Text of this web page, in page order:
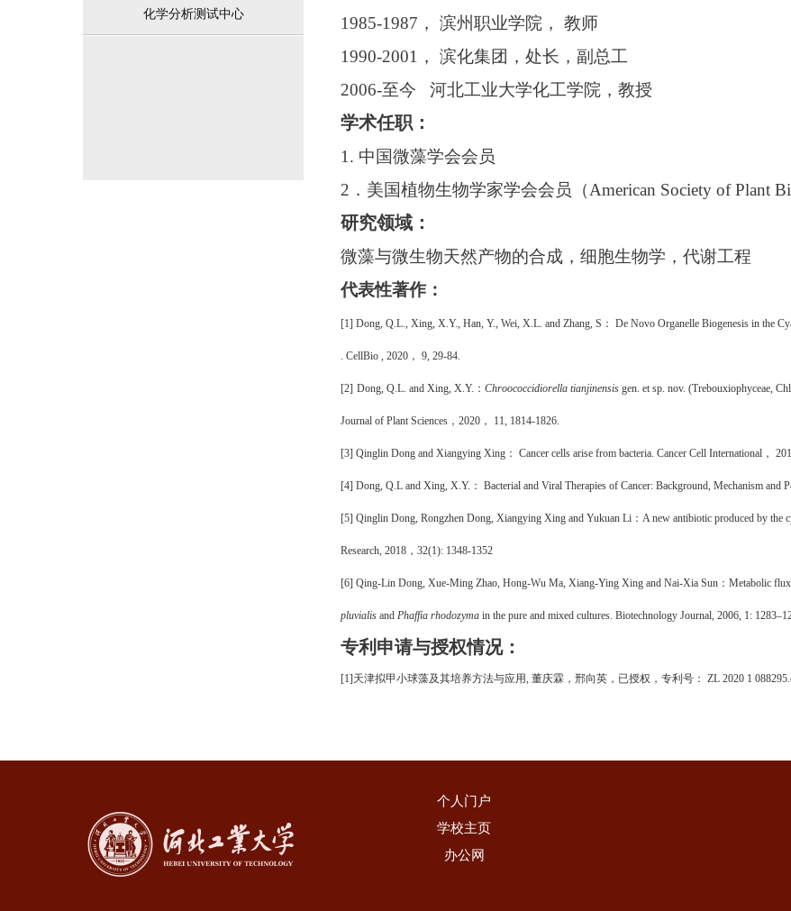
化学分析测试中心
1985-1987， 滨州职业学院， 教师
1990-2001， 滨化集团，处长，副总工
2006-至今 河北工业大学化工学院，教授
学术任职：
1. 中国微藻学会会员
2．美国植物生物学家学会会员（American Society of Plant
研究领域：
微藻与微生物天然产物的合成，细胞生物学，代谢工程
代表性著作：
[1] Dong, Q.L., Xing, X.Y., Han, Y., Wei, X.L. and Zhang, S ： De Novo Organelle Biogenesis in the
. CellBio , 2020， 9, 29-84.
[2] Dong, Q.L. and Xing, X.Y. ： Chroococcidiorella tianjinensis gen. et sp. nov. (Trebouxiophyceae,
Journal of Plant Sciences ， 2020， 11, 1814-1826.
[3] Qinglin Dong and Xiangying Xing ： Cancer cells arise from bacteria. Cancer Cell International ，
[4] Dong, Q.L and Xing, X.Y. ： Bacterial and Viral Therapies of Cancer: Background, Mechanism and
[5] Qinglin Dong, Rongzhen Dong, Xiangying Xing and Yukuan Li ： A new antibiotic produced by the
Research, 2018 ， 32(1): 1348-1352
[6] Qing-Lin Dong, Xue-Ming Zhao, Hong-Wu Ma, Xiang-Ying Xing and Nai-Xia Sun ： Metabolic
pluvialis and Phaffia rhodozyma in the pure and mixed cultures. Biotechnology Journal, 2006, 1:
专利申请与授权情况：
[1]天津拟甲小球藻及其培养方法与应用, 董庆霖，邢向英，已授权，专利号： ZL 2020 1
个人门户
学校主页
办公网